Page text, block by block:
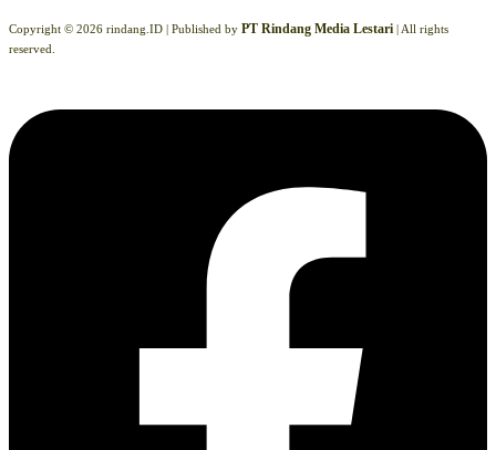
Copyright © 2026 rindang.ID | Published by PT Rindang Media Lestari | All rights
reserved.